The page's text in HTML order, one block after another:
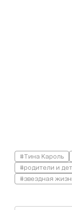
#Тина Кароль
#родители и
#звездная